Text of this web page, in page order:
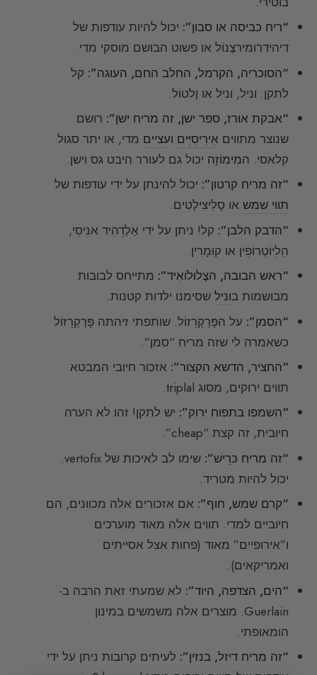
“ריח כביסה או סבון”: יכול להיות עודפות של
דיהידרומירצֶנוֹל או פשוט הבושם מוסקי מדי.
“הסוכריה, הקרמל, החלב החם, העוגה”: קל
לתקן: וניל, וניל או וֶלטוֹל.
“אבקת אורז, ספר ישן, זה מריח ישן”: רושם
שנוצר מתווים אִירִיסִיִּים ועציים מדי, או יתר סגול
קלאסי. המִימוֹזָה יכול גם לעורר היבט גס וישן.
“זה מריח קרטון”: יכול להינתן על ידי עודפות של
תווי שמש או סָלִיצִילָטִים.
“הדבק הלבן”: קל! ניתן על ידי אַלְדֵהִיד אנִיסִי,
הֵלִיוֹטְרוֹפִין או קוּמָרִין.
“ראש הבובה, הצֶלוּלוֹאִיד”: מתייחס לבובות
מבושמות בוניל שסימנו ילדות קטנות.
“הסמן”: על הפָּרַקְרֵזוֹל. שותפתי זיהתה פָּרַקְרֵזוֹל
כשאמרה לי שזה מריח “סמן”.
“החציר, הדשא הקצור”: אזכור חיובי המבטא
תווים ירוקים, מסוג triplal.
“השמפו בתפוח ירוק”: יש לתקן! זהו לא הערה
חיובית, זה קצת “cheap”.
“זה מריח כּרֵישׁ”:
שימו לב לאיכות של vertofix.
יכול להיות מטריד.
“קרם שמש, חוף”: אם אזכורים אלה מכוונים, הם
חיוביים למדי. תווים אלה מאוד מוערכים
ו”אירופיים” מאוד (פחות אצל אסייתים
ואמריקאים).
“הים, הצדפה, היוד”: לא שמעתי זאת הרבה ב-
Guerlain. מוצרים אלה משמשים במינון
הומאופתי.
“זה מריח דיזל, בנזין”: לעיתים קרובות ניתן על ידי